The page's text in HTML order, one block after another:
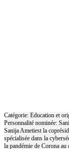
Catégorie: Education et
Personnalité nominée:
Sanija Ametiest la
spécialisée dans la
la pandémie de Corona